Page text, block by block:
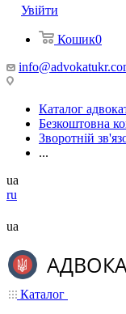
Увійти
Кошик0
Каталог
Безкоштовна
Зворотній
...
ua
ru
ua
Каталог